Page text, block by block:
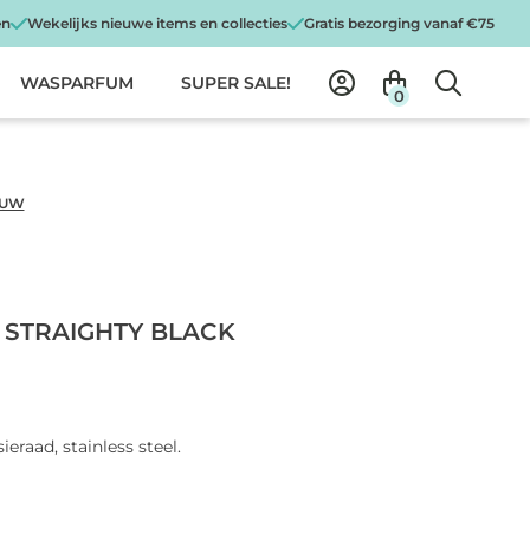
Wekelijks nieuwe items en collecties Gratis bezorging vanaf €75
WASPARFUM SUPER SALE!
0
BLACK
stainless steel.